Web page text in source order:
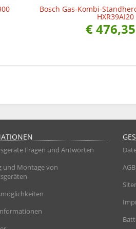
Bosch Gas-Kombi-
HXR39AI20
€ 476,35
Fragen und Antworten
und Montage von
AGB